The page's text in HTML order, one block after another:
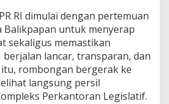
RI dimulai dengan pertemuan
Balikpapan untuk menyerap
sekaligus memastikan
lancar, transparan, dan
rombongan bergerak ke
langsung persil
Perkantoran Legislatif.